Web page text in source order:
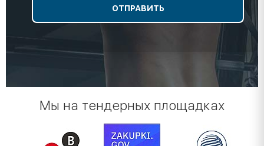
Мы на тендерных площадках